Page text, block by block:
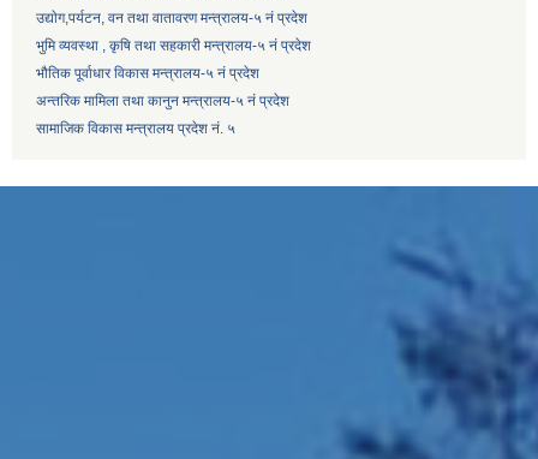
उद्याेग,पर्यटन, वन तथा वातावरण मन्त्रालय-५ नं प्रदेश
भुमि व्यवस्था , कृषि तथा सहकारी मन्त्रालय-५ नं प्रदेश
भौतिक पूर्वाधार विकास मन्त्रालय-५ नं प्रदेश
अन्तरिक मामिला तथा कानुन मन्त्रालय-५ नं प्रदेश
सामाजिक विकास मन्त्रालय प्रदेश नं. ५